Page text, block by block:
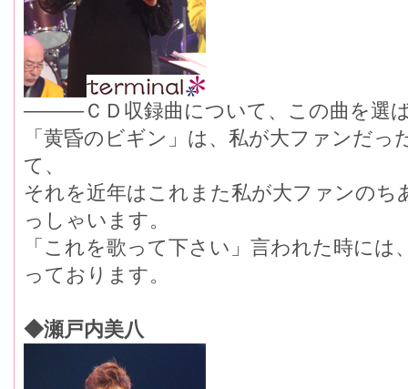
―――ＣＤ収録曲について、この曲を選
「黄昏のビギン」は、私が大ファンだ
て、
それを近年はこれまた私が大ファンの
っしゃいます。
「これを歌って下さい」言われた時に
っております。
◆瀬戸内美八